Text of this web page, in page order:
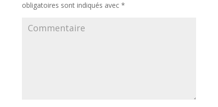
obligatoires sont indiqués avec *